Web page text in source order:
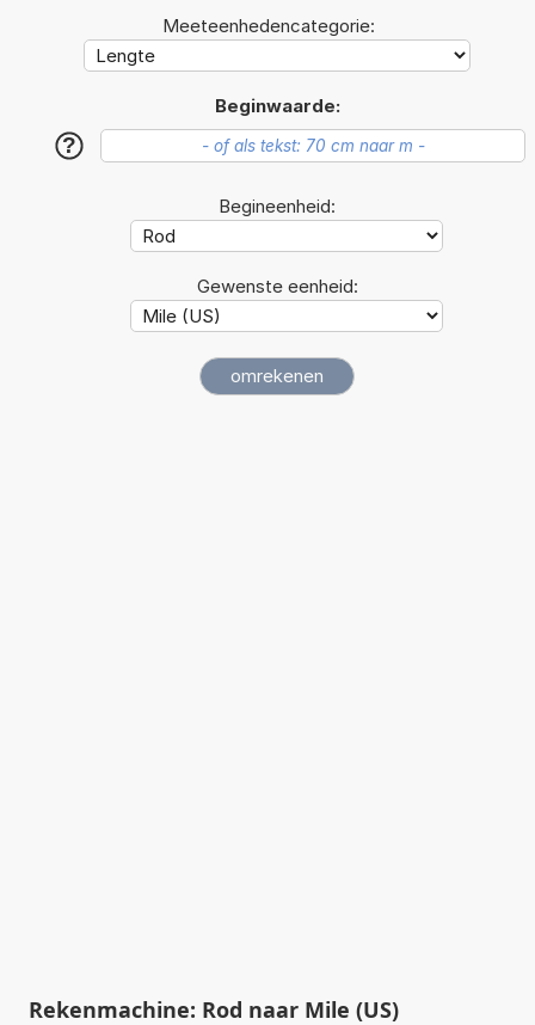
Meeteenhedencategorie:
Beginwaarde:
?
Begineenheid:
Gewenste eenheid:
Rekenmachine: Rod naar Mile (US)